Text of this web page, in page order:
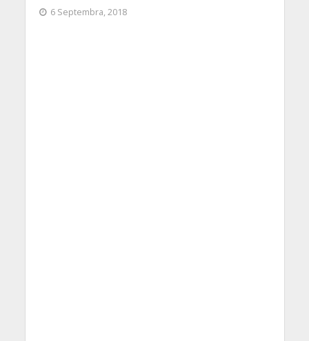
6 Septembra, 2018